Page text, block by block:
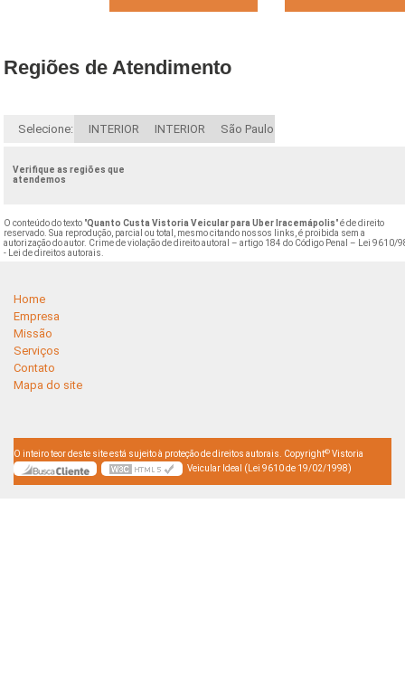
Regiões de Atendimento
Selecione: INTERIOR INTERIOR São Paulo
Verifique as regiões que
atendemos
O conteúdo do texto "Quanto Custa Vistoria Veicular para Uber Iracemápolis" é de direito
reservado. Sua reprodução, parcial ou total, mesmo citando nossos links, é proibida sem a
autorização do autor. Crime de violação de direito autoral – artigo 184 do Código Penal –
Lei 9610/
- Lei de direitos autorais
Home
Empresa
Missão
Serviços
Contato
Mapa do site
O inteiro teor deste site está sujeito à proteção de direitos autorais. Copyright© Vistoria
Veicular Ideal (Lei 9610 de 19/02/1998)